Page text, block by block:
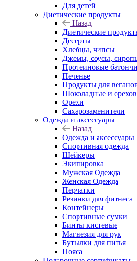
Для детей
Диетические продукты
Назад
Диетические
Десерты
Хлебцы, чипсы
Джемы, соусы,
Протеиновые
Печенье
Продукты для веганов
Шоколадные и
Орехи
Сахарозаменители
Одежда и аксессуары
Назад
Одежда и аксессуары
Спортивная одежда
Шейкеры
Экипировка
Мужская Одежда
Женская Одежда
Перчатки
Резинки для фитнеса
Контейнеры
Спортивные сумки
Бинты кистевые
Магнезия для рук
Бутылки для питья
Пояса